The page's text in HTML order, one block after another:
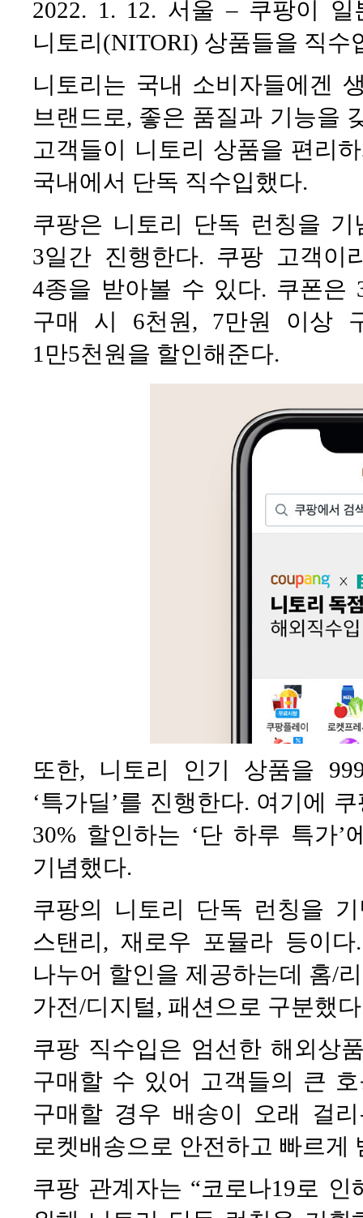
2022. 1. 12. 서울 – 쿠팡이
니토리(NITORI) 상품들을 직수
니토리는 국내 소비자들에겐
브랜드로, 좋은 품질과 기능을
고객들이 니토리 상품을 편리
국내에서 단독 직수입했다.
쿠팡은 니토리 단독 런칭을 기
3일간 진행한다. 쿠팡 고객
4종을 받아볼 수 있다. 쿠폰은
구매 시 6천원, 7만원 이상
1만5천원을 할인해준다.
또한, 니토리 인기 상품을
‘특가딜’를 진행한다. 여기에
30% 할인하는 ‘단 하루 특가
기념했다.
쿠팡의 니토리 단독 런칭을
스탠리, 재로우 포뮬라 등이
나누어 할인을 제공하는데 홈/
가전/디지털, 패션으로 구분했
쿠팡 직수입은 엄선한 해외상
구매할 수 있어 고객들의 큰
구매할 경우 배송이 오래 걸
로켓배송으로 안전하고 빠르게
쿠팡 관계자는 “코로나19로